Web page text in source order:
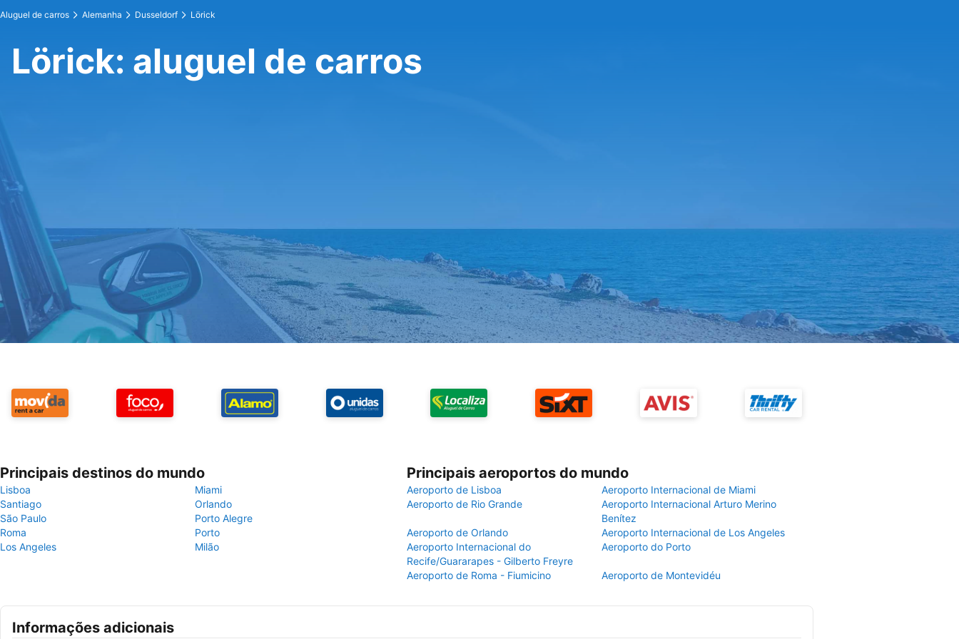
Aluguel de carros Alemanha Dusseldorf Lörick
Lörick: aluguel de carros
Principais destinos do mundo
Lisboa
Miami
Santiago
Orlando
São Paulo
Porto Alegre
Roma
Porto
Los Angeles
Milão
Principais aeroportos do mundo
Aeroporto de Lisboa
Aeroporto Internacional de Miami
Aeroporto de Rio Grande
Aeroporto Internacional Arturo Merino
Benítez
Aeroporto de Orlando
Aeroporto Internacional de Los Angeles
Aeroporto Internacional do
Recife/Guararapes - Gilberto Freyre
Aeroporto do Porto
Aeroporto de Roma - Fiumicino Aeroporto de Montevidéu
Informações adicionais